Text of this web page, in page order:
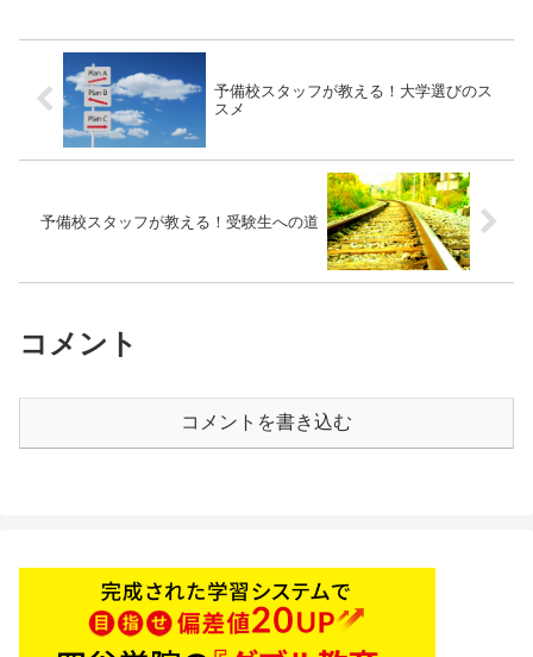
予備校スタッフが教える！大学選びのス
スメ
予備校スタッフが教える！受験生への道
コメント
コメントを書き込む